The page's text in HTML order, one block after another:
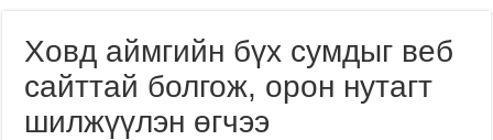
Ховд аймгийн бүх сумдыг веб
сайттай болгож, орон нутагт
шилжүүлэн өгчээ